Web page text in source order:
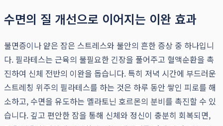
수면의 질 개선으로 이어지는 이완 효과
불면증이나 얕은 잠은 스트레스와 불안의 흔한 증상 중 하나입니
다. 필라테스는 근육의 불필요한 긴장을 풀어주고 혈액순환을 촉
진하여 신체 전반의 이완을 돕습니다. 특히 저녁 시간에 부드러운
스트레칭 위주의 필라테스를 하는 것은 하루 동안 쌓인 피로를 해
소하고, 수면을 유도하는 멜라토닌 호르몬의 분비를 촉진할 수 있
습니다. 깊고 편안한 잠을 통해 신체와 정신이 충분히 회복되면,